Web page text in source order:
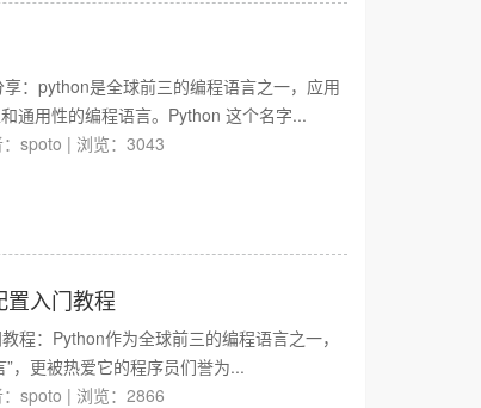
：python是全球前三的编程语言之一，应用
通用性的编程语言。Python 这个名字...
spoto | 浏览：3043
置入门教程
程：Python作为全球前三的编程语言之一，
，更被热爱它的程序员们誉为...
spoto | 浏览：2866